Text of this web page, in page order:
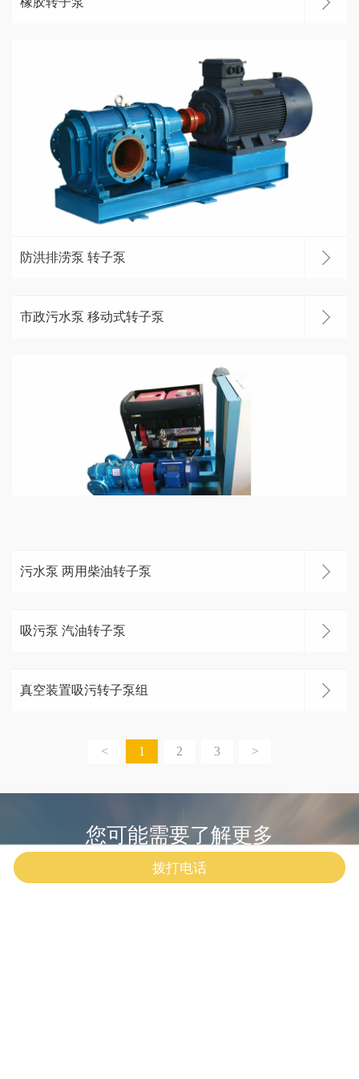
防洪排涝泵 转子泵
市政污水泵 移动式转子泵
污水泵 两用柴油转子泵
吸污泵 汽油转子泵
真空装置吸污转子泵组
< 1 2 3 >
您可能需要了解更多
拨打电话